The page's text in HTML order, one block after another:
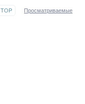
TOP Просматриваемые